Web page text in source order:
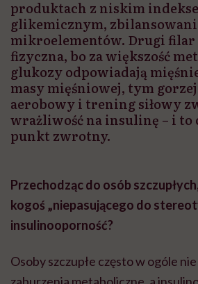
produktach z niskim
glikemicznym,
mikroelementów. Drugi filar
fizyczna, bo za większość
glukozy odpowiadają
masy mięśniowej, tym
aerobowy i trening siłowy
wrażliwość na insulinę – i to
punkt zwrotny.
Przechodząc do osób
kogoś „niepasującego do
insulinooporność?
Osoby szczupłe często w ogóle